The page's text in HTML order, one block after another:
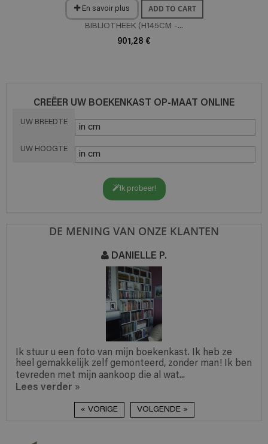
En savoir plus ADD TO CART
BIBLIOTHEEK (H145CM -...
901,28 €
CREËER UW BOEKENKAST OP-MAAT ONLINE
UW BREEDTE
UW HOOGTE
Ik probeer!
DE MENING VAN ONZE KLANTEN
DANIELLE P.
Ik stuur u een foto van mijn boekenkast. Ik heb ze
heel gemakkelijk zelf gemonteerd, zonder man! Ik ben
tevreden met mijn aankoop die al wat...
Lees verder »
« VORIGE VOLGENDE »